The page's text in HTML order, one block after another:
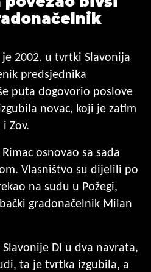
2002. u tvrtki Slavonija
predsjednika
puta dogovorio poslove
novac, koji je zatim
Zov.
osnovao sa sada
Vlasništvo su dijelili po
na sudu u Požegi,
gradonačelnik Milan
DI u dva navrata,
ta je tvrtka izgubila, a